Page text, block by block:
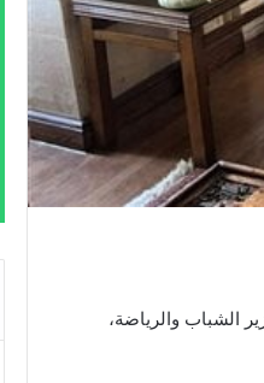
الشباب والرياضة،